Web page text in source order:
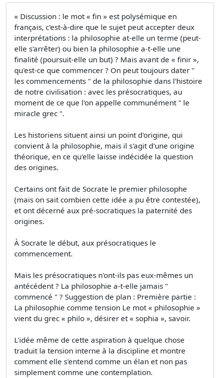
« Discussion : le mot « fin » est polysémique en
français, c'est-à-dire que le sujet peut accepter deux
interprétations : la philosophie at-elle un terme (peut-
elle s'arrêter) ou bien la philosophie a-t-elle une
finalité (poursuit-elle un but) ? Mais avant de « finir »,
qu'est-ce que commencer ? On peut toujours dater "
les commencements " de la philosophie dans l'histoire
de notre civilisation : avec les présocratiques, au
moment de ce que l'on appelle communément " le
miracle grec ".
Les historiens situent ainsi un point d'origine, qui
convient à la philosophie, mais il s'agit d'une origine
théorique, en ce qu'elle laisse indécidée la question
des origines.
Certains ont fait de Socrate le premier philosophe
(mais on sait combien cette idée a pu être contestée),
et ont décerné aux pré-socratiques la paternité des
origines.
À Socrate le début, aux présocratiques le
commencement.
Mais les présocratiques n'ont-ils pas eux-mêmes un
antécédent ? La philosophie a-t-elle jamais "
commencé " ? Suggestion de plan : Première partie :
La philosophie comme tension Le mot « philosophie »
vient du grec « philo », désirer et « sophia », savoir.
L'idée même de cette aspiration à quelque chose
traduit la tension interne à la discipline et montre
comment elle s'entend comme un élan et non pas
simplement comme une contemplation.